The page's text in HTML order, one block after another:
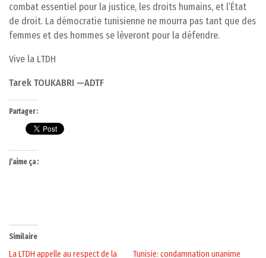
combat essentiel pour la justice, les droits humains, et l’État
de droit. La démocratie tunisienne ne mourra pas tant que des
femmes et des hommes se lèveront pour la défendre.
Vive la LTDH
Tarek TOUKABRI —ADTF
Partager :
J’aime ça :
Similaire
La LTDH appelle au respect de la
Tunisie: condamnation unanime